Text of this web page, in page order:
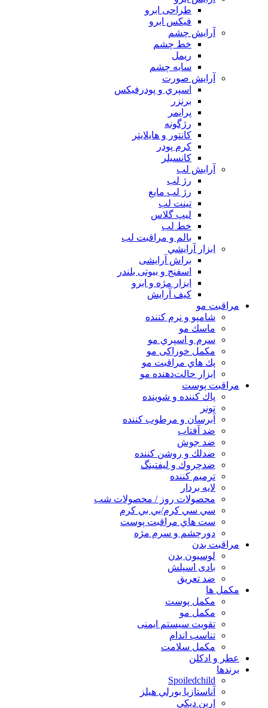
طراحی ابرو
فیکس ابرو
آرايش چشم
خط چشم
ريمل
سايه چشم
آرايش صورت
اسپري و پودرفيكس
برنزر
پرايمر
رژگونه
كانتور و هايلايتر
كرم پودر
كانسيلر
آرايش لب
رژ لب
رژ لب مایع
تینت لب
لیپ گلاس
خط لب
بالم و مراقبت لب
ابزار آرايشي
براش آرایشی
اسفنج و بیوتی بلندر
ابزار مژه و ابرو
کیف آرایش
مراقبت مو
شامپو و نرم كننده
ماسك مو
سرم و اسپري مو
مكمل خوراكی مو
پك هاي مراقبت مو
ابزار حالت‌دهنده مو
مراقبت پوست
پاك كننده و شوينده
تونر
آبرسان و مرطوب كننده
ضد آفتاب
ضد جوش
ضدلك و روشن كننده
ضدچروك و ليفتينگ
ترميم كننده
لايه بردار
محصولات روز / محصولات شب
سي سي كرم/بي بي كرم
ست هاي مراقبت پوست
دورچشم و سرم مژه
مراقبت بدن
لوسیون بدن
بادی اسپلش
ضد تعریق
مكمل ها
مکمل پوست
مکمل مو
تقویت سیستم ایمنی
تناسب اندام
مکمل سلامت
عطر و ادکلن
برندها
Spoiledchild
آناستازيا بورلي هيلز
اربن ديكي